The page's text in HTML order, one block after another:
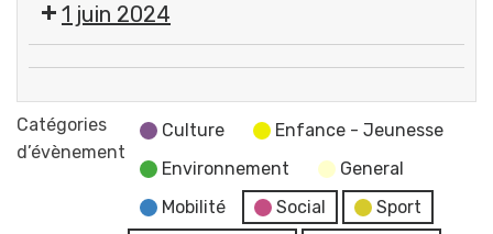
du
Conseil
-
reportée
au
1 juin 2024
🚵
BMX
5e
manche
vide-
dressing
Catégories
d’évènement
Culture
Enfance - Jeunesse
Environnement
General
Mobilité
Social
Sport